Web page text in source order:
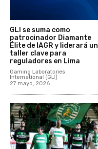
GLI se suma como
patrocinador Diamante
Élite de IAGR y liderará un
taller clave para
reguladores en Lima
Gaming Laboratories
International (GLI)
27 mayo, 2026